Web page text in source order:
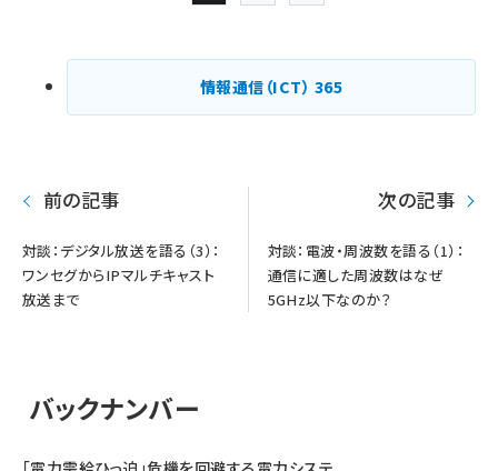
ジ
送
情報通信（ICT） 365
前の記事
対談：デジタル放送を語る（3）：
ワンセグからIPマルチキャスト
放送まで
次の記事
対談：電波・周波数を語る（1）：
通信に適した周波数はなぜ
5GHz以下なのか？
バックナンバー